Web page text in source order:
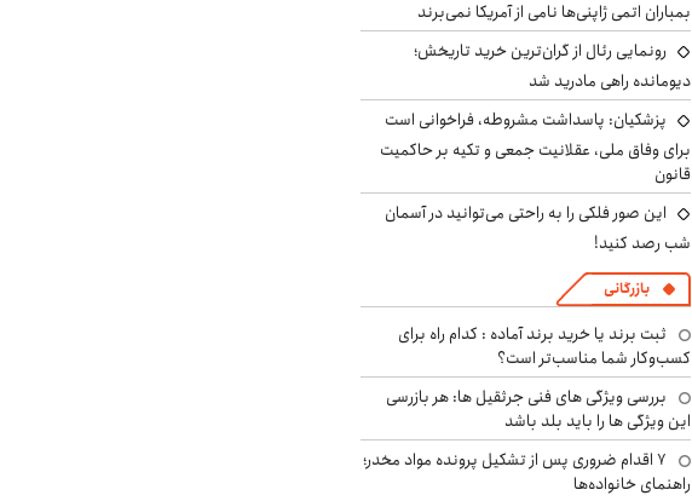
بمباران اتمی ژاپنی‌ها نامی از آمریکا نمی‌برند
رونمایی رئال از گران‌ترین خرید تاریخش؛
دیومانده راهی مادرید شد
پزشکیان: پاسداشت مشروطه، فراخوانی است
برای وفاق ملی، عقلانیت جمعی و تکیه بر حاکمیت
قانون
این صور فلکی را به راحتی می‌توانید در آسمان
شب رصد کنید!
بازرگانی
ثبت برند یا خرید برند آماده : کدام راه برای
کسب‌وکار شما مناسب‌تر است؟
بررسی ویژگی های فنی جرثقیل ها: هر بازرسی
این ویژگی ها را باید بلد باشد
۷ اقدام ضروری پس از تشکیل پرونده مواد مخدر؛
راهنمای خانواده‌ها